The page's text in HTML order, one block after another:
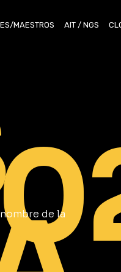
MAESTROS AIT / NGS
de la